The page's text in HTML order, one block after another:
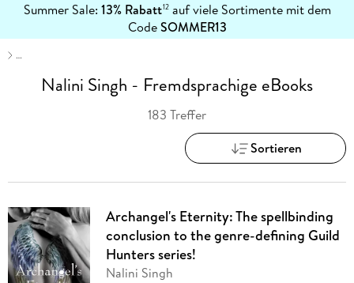
Summer Sale: 13% Rabatt12auf viele Sortimente mit dem
CodeSOMMER13
erfahren
…
Nalini Singh - Fremdsprachige eBooks
183 Treffer
Sortieren
Archangel's Eternity: The spellbinding
conclusion to the genre-defining Guild
Hunters series!
Nalini Singh